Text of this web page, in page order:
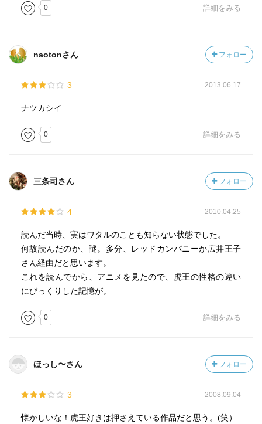
0 詳細をみる
naotonさん フォロー
3 2013.06.17
ナツカシイ
0 詳細をみる
三条司さん フォロー
4 2010.04.25
読んだ当時、実はワタルのことも知らない状態でした。
何故読んだのか、謎。多分、レッドカンパニーか広井王子
さん経由だと思います。
これを読んでから、アニメを見たので、虎王の性格の違い
にびっくりした記憶が。
0 詳細をみる
ほっし〜さん フォロー
3 2008.09.04
懐かしいな！虎王好きは押さえている作品だと思う。(笑）